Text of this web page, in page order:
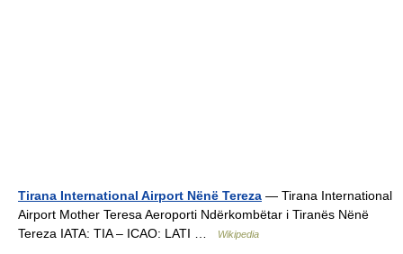
Tirana International Airport Nënë Tereza — Tirana International
Airport Mother Teresa Aeroporti Ndërkombëtar i Tiranës Nënë
Tereza IATA: TIA – ICAO: LATI …
Wikipedia